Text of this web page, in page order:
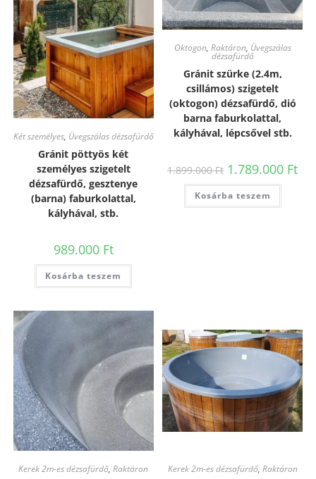
Két személyes, Üvegszálas dézsafürdő
Gránit pöttyös két
személyes szigetelt
dézsafürdő, gesztenye
(barna) faburkolattal,
kályhával, stb.
989.000 Ft
Kosárba teszem
Oktogon, Raktáron, Üvegszálas
dézsafürdő
Gránit szürke (2.4m,
csillámos) szigetelt
(oktogon) dézsafürdő, dió
barna faburkolattal,
kályhával, lépcsővel stb.
1.899.000Ft 1.789.000 Ft
Kosárba teszem
Kerek 2m-es dézsafürdő,Raktáron Kerek 2m-es dézsafürdő, Raktáron